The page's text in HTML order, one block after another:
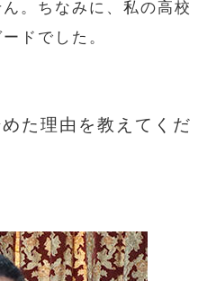
。ちなみに、私の高校
ドでした。
た理由を教えてくだ